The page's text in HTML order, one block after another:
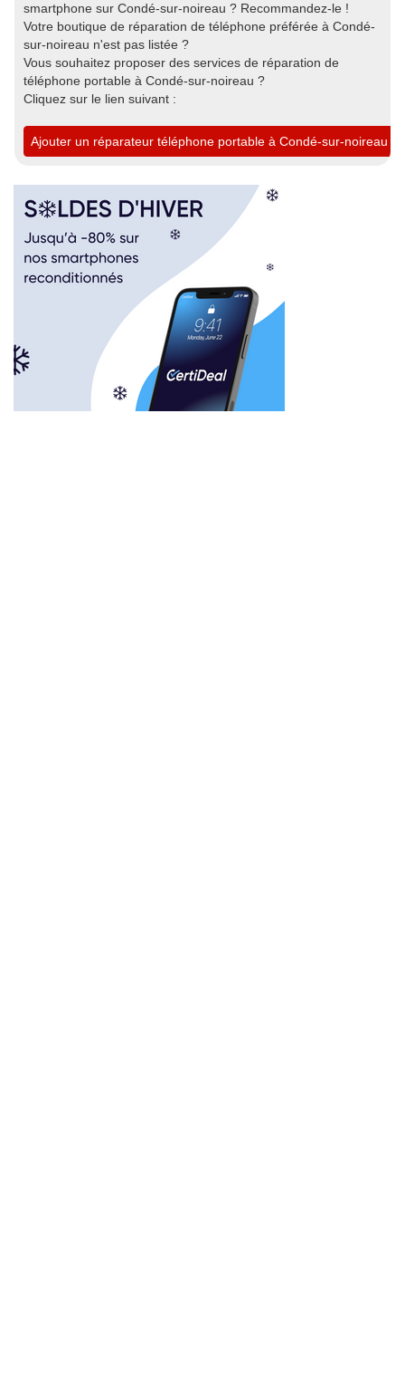
smartphone sur Condé-sur-noireau ? Recommandez-le !
Votre boutique de réparation de téléphone préférée à Condé-
sur-noireau n'est pas listée ?
Vous souhaitez proposer des services de réparation de
téléphone portable à Condé-sur-noireau ?
Cliquez sur le lien suivant :
Ajouter un réparateur téléphone portable à Condé-sur-noireau